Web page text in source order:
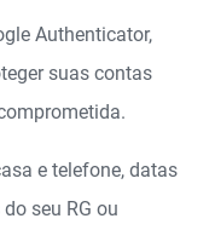
Authenticator,
suas contas
e telefone, datas
seu RG ou